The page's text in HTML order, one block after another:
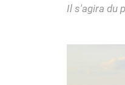
Il s'agira du